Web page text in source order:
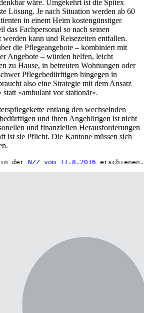
wäre. Umgekehrt ist die Spitex
Lösung. Je nach Situation werden ab 60
in einem Heim kostengünstiger
das Fachpersonal so nach seinen
werden kann und Reisezeiten entfallen.
die Pflegeangebote – kombiniert mit
Angebote – würden helfen, leicht
zu Hause, in betreuten Wohnungen oder
Pflegebedürftigen hingegen in
also eine Strategie mit dem Ansatz
statt «ambulant vor stationär».
entlang den wechselnden
und ihren Angehörigen ist nicht
und finanziellen Herausforderungen
ist sie Pflicht. Die Kantone müssen sich
der NZZ vom 11.8.2016 erschienen.